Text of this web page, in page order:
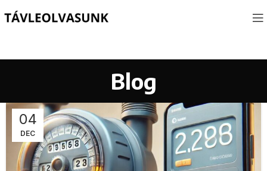
Blog
04
DEC